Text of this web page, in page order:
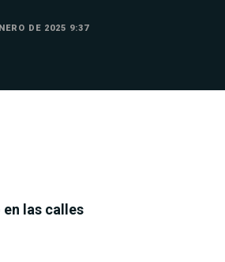
DE 2025 9:37
las calles